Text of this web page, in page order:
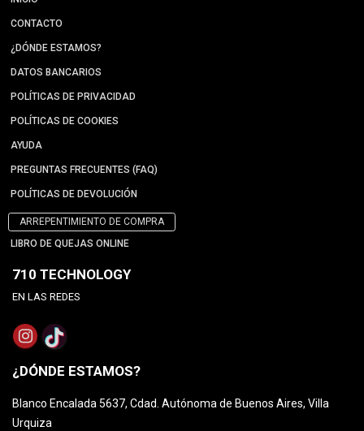
CONTACTO
¿DÓNDE ESTAMOS?
DATOS BANCARIOS
POLÍTICAS DE PRIVACIDAD
POLÍTICAS DE COOKIES
AYUDA
PREGUNTAS FRECUENTES (FAQ)
POLÍTICAS DE DEVOLUCIÓN
ARREPENTIMIENTO DE COMPRA
LIBRO DE QUEJAS ONLINE
710 TECHNOLOGY
EN LAS REDES
¿DÓNDE ESTAMOS?
Blanco Encalada 5637, Cdad. Autónoma de Buenos Aires, Villa
Urquiza